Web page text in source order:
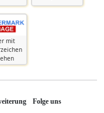
mit
Folge uns